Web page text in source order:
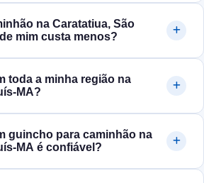
na Caratatiua, São
mim custa menos?
toda a minha região na
guincho para caminhão na
é confiável?